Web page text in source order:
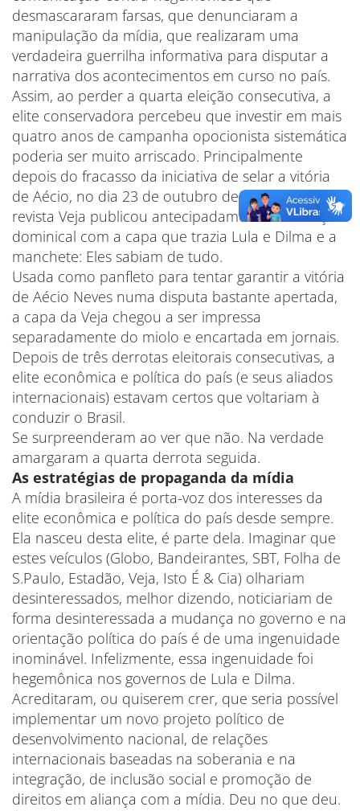
desmascararam farsas, que denunciaram a
manipulação da mídia, que realizaram uma
verdadeira guerrilha informativa para disputar a
narrativa dos acontecimentos em curso no país.
Assim, ao perder a quarta eleição consecutiva, a
elite conservadora percebeu que investir em mais
quatro anos de campanha opocionista sistemática
poderia ser muito arriscado. Principalmente
depois do fracasso da iniciativa de selar a vitória
de Aécio, no dia 23 de outubro de 2014, quando a
revista Veja publicou antecipadamente sua edição
dominical com a capa que trazia Lula e Dilma e a
manchete: Eles sabiam de tudo.
Usada como panfleto para tentar garantir a vitória
de Aécio Neves numa disputa bastante apertada,
a capa da Veja chegou a ser impressa
separadamente do miolo e encartada em jornais.
Depois de três derrotas eleitorais consecutivas, a
elite econômica e política do país (e seus aliados
internacionais) estavam certos que voltariam à
conduzir o Brasil.
Se surpreenderam ao ver que não. Na verdade
amargaram a quarta derrota seguida.
As estratégias de propaganda da mídia
A mídia brasileira é porta-voz dos interesses da
elite econômica e política do país desde sempre.
Ela nasceu desta elite, é parte dela. Imaginar que
estes veículos (Globo, Bandeirantes, SBT, Folha de
S.Paulo, Estadão, Veja, Isto É & Cia) olhariam
desinteressados, melhor dizendo, noticiariam de
forma desinteressada a mudança no governo e na
orientação política do país é de uma ingenuidade
inominável. Infelizmente, essa ingenuidade foi
hegemônica nos governos de Lula e Dilma.
Acreditaram, ou quiserem crer, que seria possível
implementar um novo projeto político de
desenvolvimento nacional, de relações
internacionais baseadas na soberania e na
integração, de inclusão social e promoção de
direitos em aliança com a mídia. Deu no que deu.